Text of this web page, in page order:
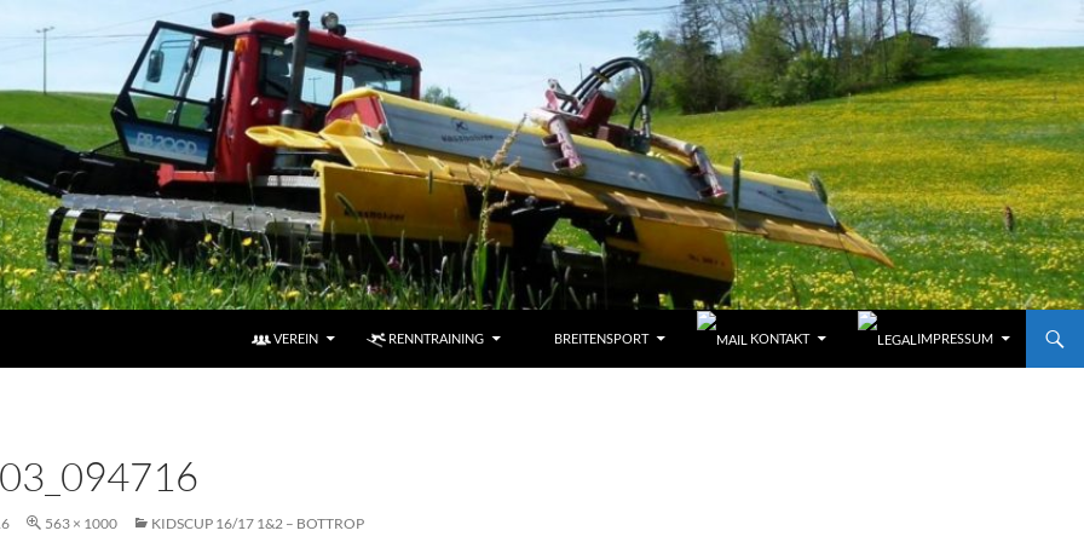
VEREIN RENNTRAINING BREITENSPORT KONTAKT IMPRESSUM
563 × 1000 KIDSCUP 16/17 1&2 – BOTTROP